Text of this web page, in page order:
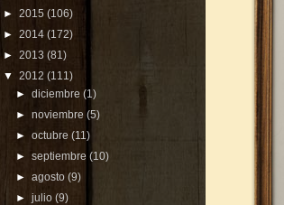
► 2015 (106)
► 2014 (172)
► 2013 (81)
▼ 2012 (111)
►diciembre(1)
►noviembre(5)
►octubre(11)
►septiembre(10)
►agosto(9)
►julio(9)